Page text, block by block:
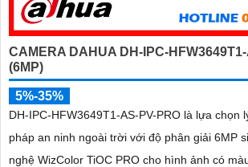
CAMERA DAHUA DH-IPC-
(6MP)
5%-35%
DH-IPC-HFW3649T1-AS-PV-PRO là lựa chọn
pháp an ninh ngoài trời với độ phân giải 6MP
nghệ WizColor TiOC PRO cho hình ảnh có màu 24/7.